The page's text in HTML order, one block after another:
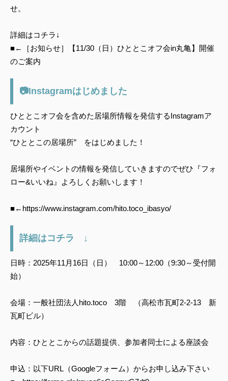
せ。
詳細はコチラ↓
■←［お知らせ］【11/30（日）ひととこオフ会in丸亀】開催
のご案内
📷️Instagramはじめました
ひととこオフ会を含めた居場所情報を発信するInstagramア
カウント
“ひととこの居場所” をはじめました！
居場所やイベントの情報を発信していきますのでぜひ『フォ
ロー&いいね』よろしくお願いします！
■←https://www.instagram.com/hito.toco_ibasyo/
詳細はコチラ ↓
日時：2025年11月16日（日） 10:00～12:00（9:30～受付開
始）
会場：一般社団法人hito.toco 3階 （高松市瓦町2-2-13 新
瓦町ビル）
内容：ひととこからの話題提供、参加者同士による座談会
申込：以下URL（Googleフォーム）からお申し込み下さい